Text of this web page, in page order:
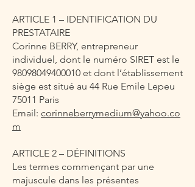
ARTICLE 1 – IDENTIFICATION DU
PRESTATAIRE
Corinne BERRY, entrepreneur
individuel, dont le numéro SIRET est le
98098049400010 et dont l’établissement
siège est situé au 44 Rue Emile Lepeu
75011 Paris
Email: corinneberrymedium@yahoo.co
m
ARTICLE 2 – DÉFINITIONS
Les termes commençant par une
majuscule dans les présentes